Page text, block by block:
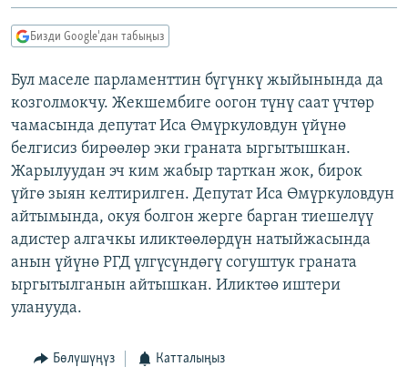
ДАНИСТЕ
АЗАТТЫК+
ЫҢГАЙСЫЗ СУРООЛОР
ОНЛАЙН ШЕРИНЕ
ЭЕ/АРнун бардык сайттары
Бизди Google'дан табыңыз
Бул маселе парламенттин бүгүнкү жыйынында да
козголмокчу. Жекшембиге оогон түнү саат үчтөр
чамасында депутат Иса Өмүркуловдун үйүнө
белгисиз бирөөлөр эки граната ыргытышкан.
Жарылуудан эч ким жабыр тарткан жок, бирок
үйгө зыян келтирилген. Депутат Иса Өмүркуловдун
айтымында, окуя болгон жерге барган тиешелүү
адистер алгачкы иликтөөлөрдүн натыйжасында
анын үйүнө РГД үлгүсүндөгү согуштук граната
ыргытылганын айтышкан. Иликтөө иштери
уланууда.
Бөлүшүңүз Катталыңыз